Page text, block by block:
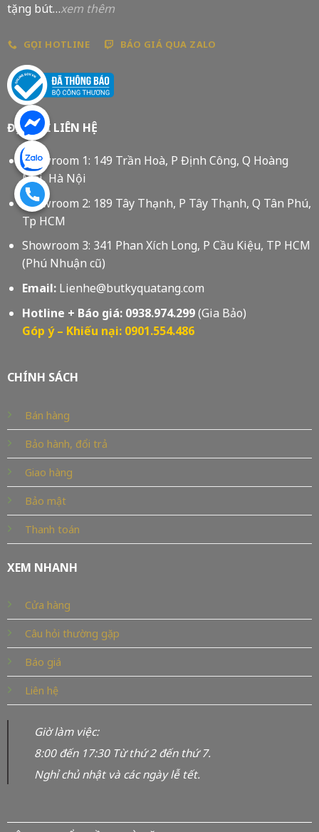
tặng bút…xem thêm
GỌI HOTLINE BÁO GIÁ QUA ZALO
ĐỊA CHỈ LIÊN HỆ
Showroom 1: 149 Trần Hoà, P Định Công, Q Hoàng
Mai, Hà Nội
Showroom 2: 189 Tây Thạnh, P Tây Thạnh, Q Tân Phú,
Tp HCM
Showroom 3: 341 Phan Xích Long, P Cầu Kiệu, TP HCM
(Phú Nhuận cũ)
Email:Lienhe@butkyquatang.com
Hotline + Báo giá: 0938.974.299(Gia Bảo)
Góp ý – Khiếu nại: 0901.554.486
CHÍNH SÁCH
Bán hàng
Bảo hành, đổi trả
Giao hàng
Bảo mật
Thanh toán
XEM NHANH
Cửa hàng
Câu hỏi thường gặp
Báo giá
Liên hệ
Giờ làm việc:
8:00 đến 17:30 Từ thứ 2 đến thứ 7.
Nghỉ chủ nhật và các ngày lễ tết.